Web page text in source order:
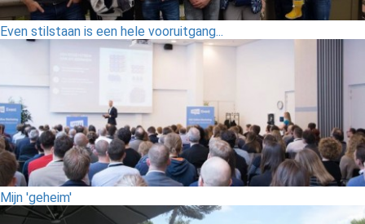
Even stilstaan is een hele vooruitgang...
Mijn 'geheim'